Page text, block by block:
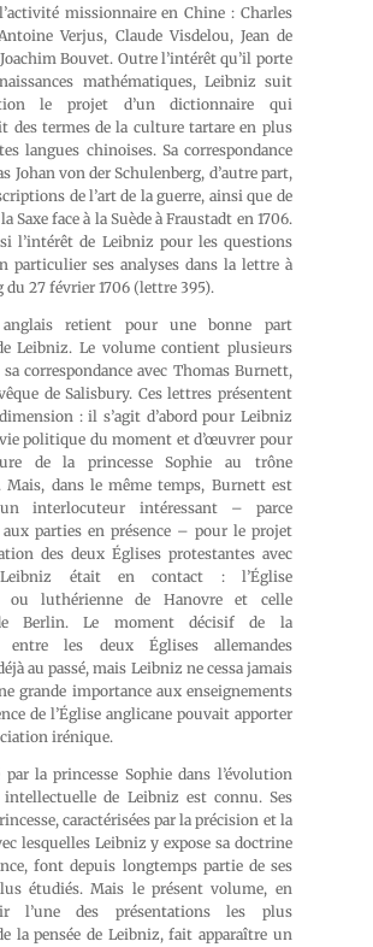
missionnaire en Chine : Charles
Verjus, Claude Visdelou, Jean de
Bouvet. Outre l’intérêt qu’il porte
mathématiques, Leibniz suit
le projet d’un dictionnaire qui
des termes de la culture tartare en plus
langues chinoises. Sa correspondance
Johan von der Schulenberg, d’autre part,
de l’art de la guerre, ainsi que de
Saxe face à la Suède à Fraustadt en 1706.
l’intérêt de Leibniz pour les questions
particulier ses analyses dans la lettre à
du 27 février 1706 (lettre 395).
retient pour une bonne part
Leibniz. Le volume contient plusieurs
correspondance avec Thomas Burnett,
de Salisbury. Ces lettres présentent
: il s’agit d’abord pour Leibniz
politique du moment et d’œuvrer pour
de la princesse Sophie au trône
Mais, dans le même temps, Burnett est
un interlocuteur intéressant – parce
aux parties en présence – pour le projet
des deux Églises protestantes avec
Leibniz était en contact : l’Église
ou luthérienne de Hanovre et celle
Berlin. Le moment décisif de la
entre les deux Églises allemandes
au passé, mais Leibniz ne cessa jamais
grande importance aux enseignements
de l’Église anglicane pouvait apporter
irénique.
la princesse Sophie dans l’évolution
de Leibniz est connu. Ses
caractérisées par la précision et la
lesquelles Leibniz y expose sa doctrine
font depuis longtemps partie de ses
étudiés. Mais le présent volume, en
l’une des présentations les plus
la pensée de Leibniz, fait apparaître un